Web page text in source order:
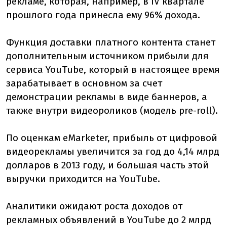
прошлого года принесла ему 96% дохода.
Функция доставки платного контента станет
дополнительным источником прибыли для
сервиса YouTube, который в настоящее время
зарабатывает в основном за счет
демонстрации рекламы в виде баннеров, а
также внутри видеороликов (модель pre-roll).
По оценкам eMarketer, прибыль от цифровой
видеорекламы увеличится за год до 4,14 млрд
долларов в 2013 году, и большая часть этой
выручки приходится на YouTube.
Аналитики ожидают роста доходов от
рекламных объявлений в YouTube до 2 млрд